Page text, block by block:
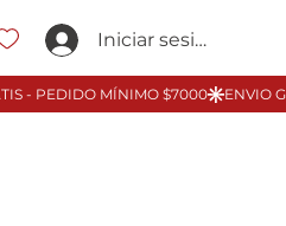
Iniciar sesión